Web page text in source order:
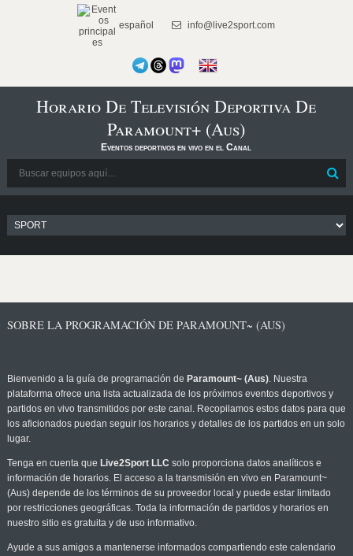
español info@live2sport.com
Horario De Televisión Deportiva De
Paramount+ (Aus)
Eventos deportivos en vivo en el Canal
SOBRE LA PROGRAMACIÓN DE PARAMOUNT~ (AUS)
Bienvenido a la guía de programación de Paramount~ (Aus). Nuestra
plataforma ofrece una lista actualizada de los próximos eventos deportivos y
partidos en vivo transmitidos por este canal. Recopilamos estos datos para que
los aficionados puedan seguir los horarios y detalles de los partidos en un solo
lugar.
Tenga en cuenta que Live2Sport LLC solo proporciona datos analíticos e
información de horarios. El acceso a la transmisión en vivo en Paramount~
(Aus) depende de los términos de su proveedor local y puede estar limitado
por restricciones geográficas. Toda la información de partidos y horarios en
nuestro sitio es gratuita y de uso informativo.
Ayude a sus amigos a mantenerse informados compartiendo este calendario